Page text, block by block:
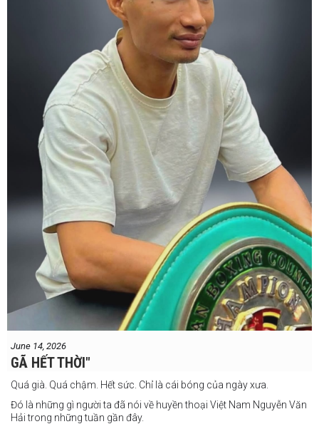
Know that it is not about you. It's about ensuring the safety and the
fairness for the boxers who put their lives in the ring. At the end,
what Tony Weeks said during the Referee training seminar
encapsulates it well. "You do it for the love and respect of the
#professionalboxing
#proboxingreferee
#Tonyweeks
June 14, 2026
GÃ HẾT THỜI"
Quá già. Quá chậm. Hết sức. Chỉ là cái bóng của ngày xưa.
Đó là những gì người ta đã nói về huyền thoại Việt Nam Nguyễn Văn
Hải trong những tuần gần đây.